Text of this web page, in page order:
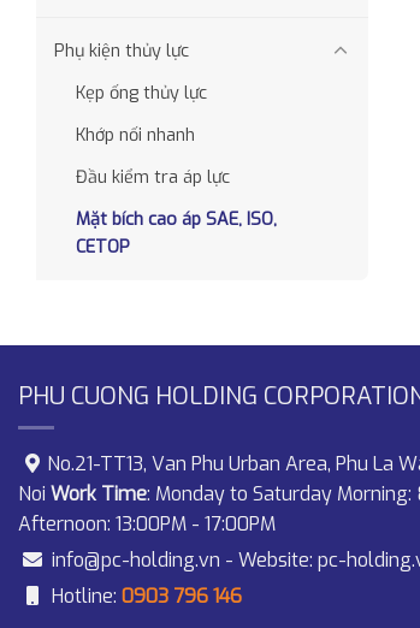
Phụ kiện thủy lực
Kẹp ống thủy lực
Khớp nối nhanh
Đầu kiểm tra áp lực
Mặt bích cao áp SAE, ISO,
CETOP
PHU CUONG HOLDING
No.21-TT13, Van Phu Urban Area, Phu La
Noi Work Time: Monday to Saturday Morning:
Afternoon: 13:00PM - 17:00PM
info@pc-holding.vn - Website: pc-
Hotline: 0903 796 146